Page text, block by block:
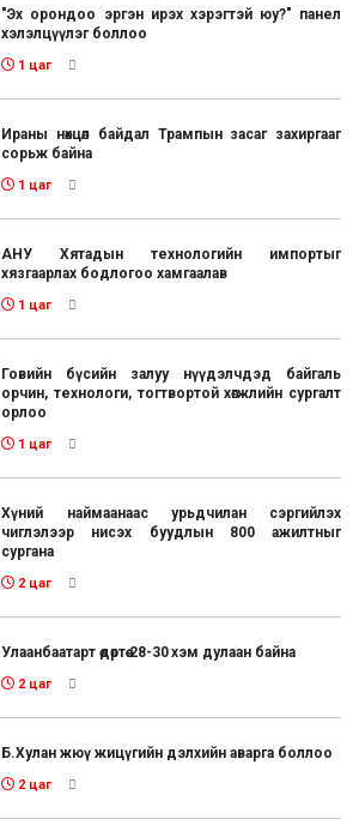
"Эх орондоо эргэн ирэх хэрэгтэй юу?" панел
хэлэлцүүлэг боллоо
1 цаг
Ираны нөхцөл байдал Трампын засаг захиргааг
сорьж байна
1 цаг
АНУ Хятадын технологийн импортыг
хязгаарлах бодлогоо хамгаалав
1 цаг
Говийн бүсийн залуу нүүдэлчдэд байгаль
орчин, технологи, тогтвортой хөгжлийн сургалт
орлоо
1 цаг
Хүний наймаанаас урьдчилан сэргийлэх
чиглэлээр нисэх буудлын 800 ажилтныг
сургана
2 цаг
Улаанбаатарт өдөртөө 28-30 хэм дулаан байна
2 цаг
Б.Хулан жюү жицүгийн дэлхийн аварга боллоо
2 цаг